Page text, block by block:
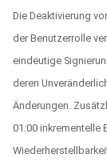
Die Deaktivierung
der Benutzerrolle
eindeutige
deren
Änderungen.
01:00 inkrementelle